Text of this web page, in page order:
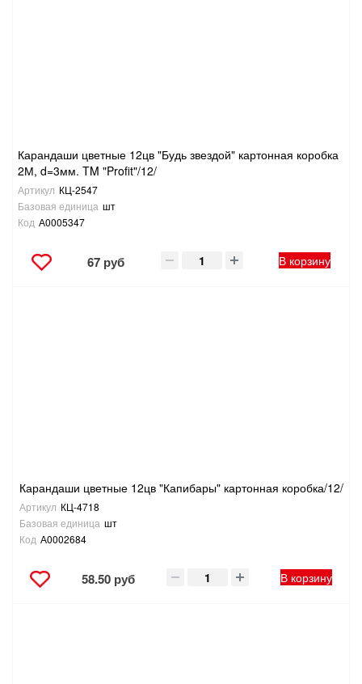
Карандаши цветные 12цв "Будь звездой" картонная коробка
2М, d=3мм. TM "Profit"/12/
Артикул КЦ-2547
Базовая единица шт
Код А0005347
67 руб В корзину
Карандаши цветные 12цв "Капибары" картонная коробка/12/
Артикул КЦ-4718
Базовая единица шт
Код А0002684
58.50 руб В корзину